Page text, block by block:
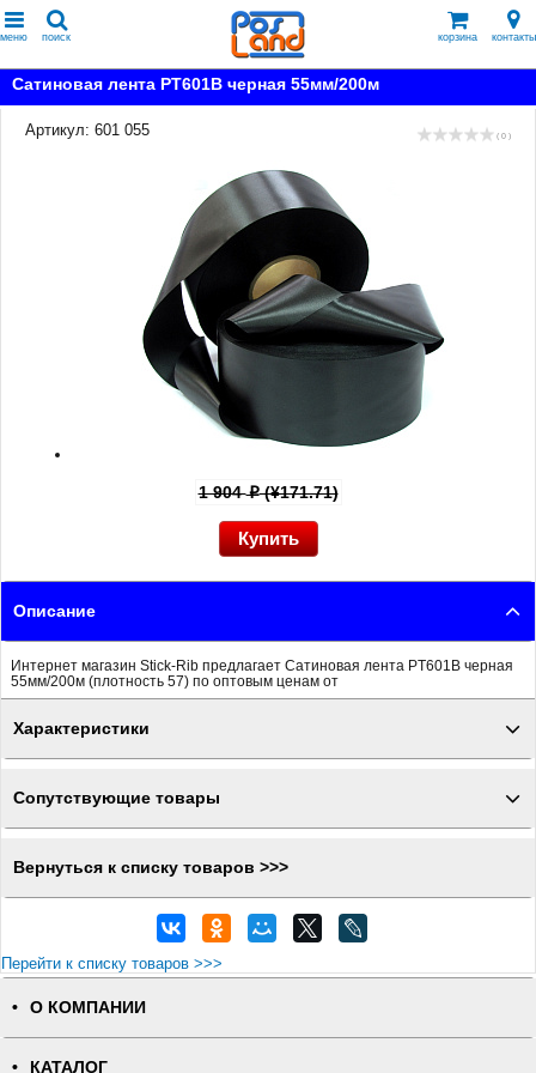
меню поиск корзина контакты
Сатиновая лента PT601B черная 55мм/200м
Артикул: 601 055 ( 0 )
1 904p(¥171.71)
Описание
Интернет магазин Stick-Rib предлагает Сатиновая лента PT601B черная
55мм/200м (плотность 57) по оптовым ценам от
Характеристики
Сопутствующие товары
Вернуться к списку товаров >>>
Перейти к списку товаров >>>
О КОМПАНИИ
КАТАЛОГ